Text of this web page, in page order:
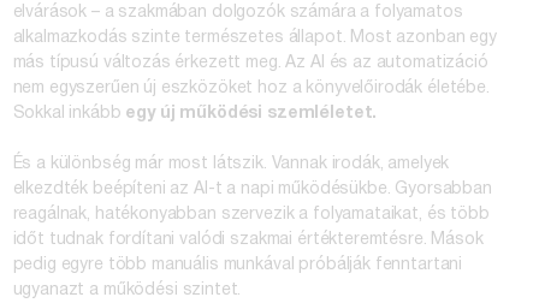
elvárások – a szakmában dolgozók számára a folyamatos
alkalmazkodás szinte természetes állapot. Most azonban egy
más típusú változás érkezett meg. Az AI és az automatizáció
nem egyszerűen új eszközöket hoz a könyvelőirodák életébe.
Sokkal inkább egy új működési szemléletet.
És a különbség már most látszik. Vannak irodák, amelyek
elkezdték beépíteni az AI-t a napi működésükbe. Gyorsabban
reagálnak, hatékonyabban szervezik a folyamataikat, és több
időt tudnak fordítani valódi szakmai értékteremtésre. Mások
pedig egyre több manuális munkával próbálják fenntartani
ugyanazt a működési szintet.